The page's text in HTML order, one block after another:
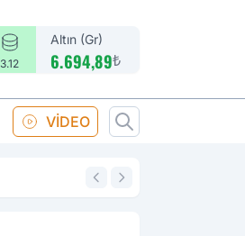
3.12
Altın (Gr)
6.694,89₺
VİDEO
14:18